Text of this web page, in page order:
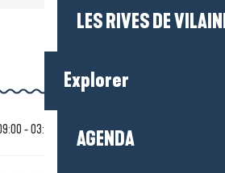
LES RIVES DE
Explorer
AGENDA
- 03:00